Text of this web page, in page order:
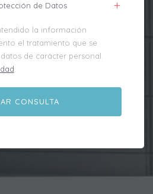
de Datos
la información
el tratamiento que se
de carácter personal.
.